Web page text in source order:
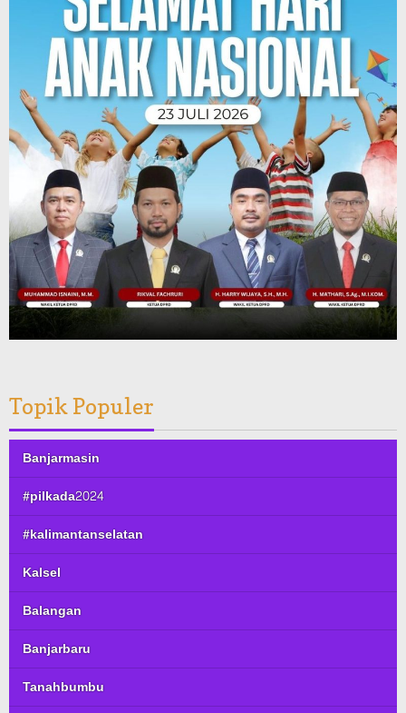
Topik Populer
Banjarmasin
#pilkada2024
#kalimantanselatan
Kalsel
Balangan
Banjarbaru
Tanahbumbu